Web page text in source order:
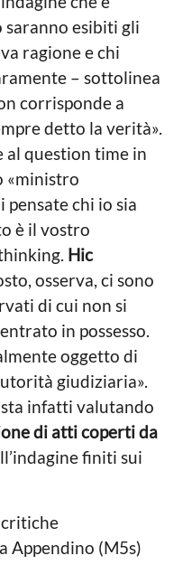
saranno esibiti gli
ragione e chi
– sottolinea
corrisponde a
detto la verità».
al question time in
«ministro
pensate chi io sia
è il vostro
Hic
osserva, ci sono
di cui non si
in possesso.
oggetto di
giudiziaria».
infatti valutando
di atti coperti da
finiti sui
Appendino (M5s)